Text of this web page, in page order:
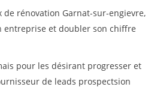
rénovation Garnat-sur-engievre,
et doubler son chiffre
pour les désirant progresser et
de leads prospectsion